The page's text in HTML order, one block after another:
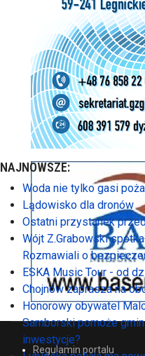
Regulamin portalu
NAJNOWSZE:
Woda nie tylko gasi
Lądowisko dla dronów
Ostatni przystanek
Wójt Z.Grabowski
Rozmawiali o
ESKA Music Tour - od
Chojnów zaprasza na
Honorowy obywatel
Samborski pomoże
inwestycje?